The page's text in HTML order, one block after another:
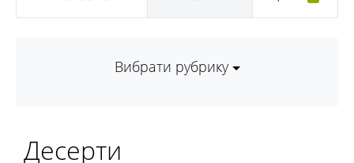
Вибрати рубрику
Десерти